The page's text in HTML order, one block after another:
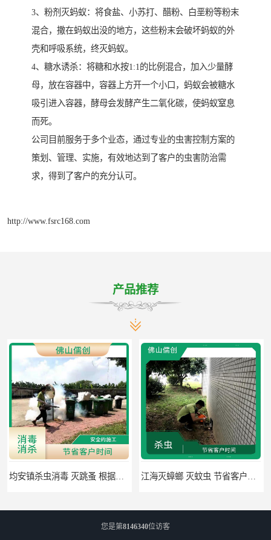
3、粉剂灭蚂蚁：将食盐、小苏打、醋粉、白垩粉等粉末
混合，撒在蚂蚁出没的地方，这些粉末会破坏蚂蚁的外
壳和呼吸系统，终灭蚂蚁。
4、糖水诱杀：将糖和水按1:1的比例混合，加入少量酵
母，放在容器中，容器上方开一个小口，蚂蚁会被糖水
吸引进入容器，酵母会发酵产生二氧化碳，使蚂蚁窒息
而死。
公司目前服务于多个业态，通过专业的虫害控制方案的
策划、管理、实施，有效地达到了客户的虫害防治需
求，得到了客户的充分认可。
http://www.fsrc168.com
产品推荐
均安镇杀虫消毒 灭跳蚤 根据现场情况定制中害方案 江海灭蟑螂 灭蚊虫 节省客户时间
您是第8146340位访客